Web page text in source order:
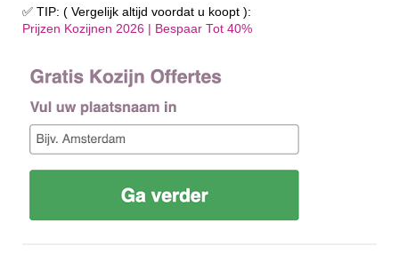
✅ TIP: ( Vergelijk altijd voordat u koopt ):
Prijzen Kozijnen 2026 | Bespaar Tot 40%‎